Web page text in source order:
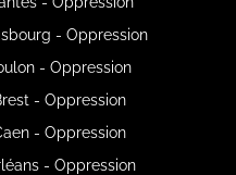
- Oppression
- Oppression
- Oppression
- Oppression
- Oppression